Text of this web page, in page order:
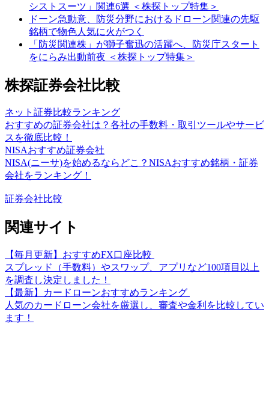
シストスーツ」関連6選 ＜株探トップ特集＞
ドーン急動意、防災分野におけるドローン関連の先駆
銘柄で物色人気に火がつく
「防災関連株」が獅子奮迅の活躍へ、防災庁スタート
をにらみ出動前夜 ＜株探トップ特集＞
株探証券会社比較
ネット証券比較ランキング
おすすめの証券会社は？各社の手数料・取引ツールやサービ
スを徹底比較！
NISAおすすめ証券会社
NISA(ニーサ)を始めるならどこ？NISAおすすめ銘柄・証券
会社をランキング！
証券会社比較
関連サイト
【毎月更新】おすすめFX口座比較
スプレッド（手数料）やスワップ、アプリなど100項目以上
を調査し決定しました！
【最新】カードローンおすすめランキング
人気のカードローン会社を厳選し、審査や金利を比較してい
ます！